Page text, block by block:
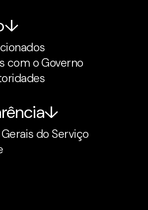
com o Governo
do Serviço